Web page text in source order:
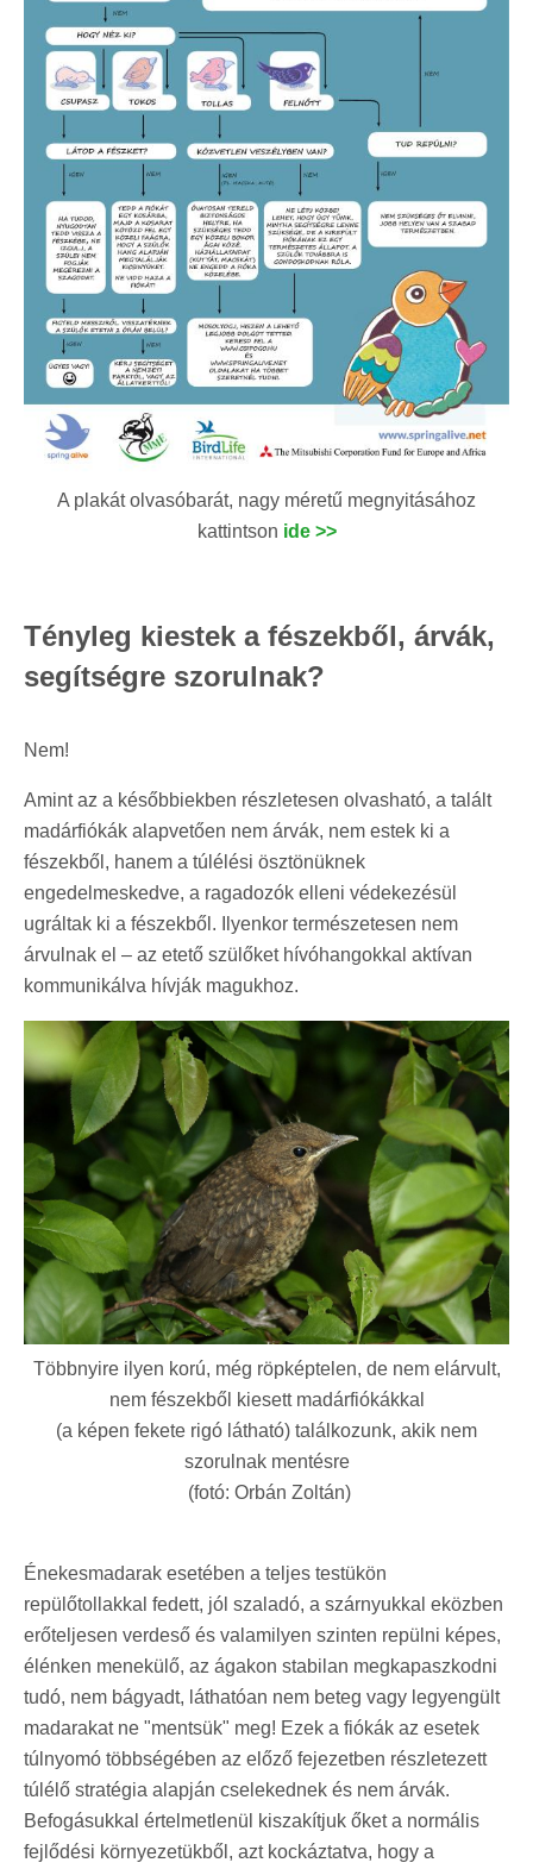
A plakát olvasóbarát, nagy méretű megnyitásához
kattintson ide >>
Tényleg kiestek a fészekből, árvák,
segítségre szorulnak?
Nem!
Amint az a későbbiekben részletesen olvasható, a talált
madárfiókák alapvetően nem árvák, nem estek ki a
fészekből, hanem a túlélési ösztönüknek
engedelmeskedve, a ragadozók elleni védekezésül
ugráltak ki a fészekből. Ilyenkor természetesen nem
árvulnak el – az etető szülőket hívóhangokkal aktívan
kommunikálva hívják magukhoz.
Többnyire ilyen korú, még röpképtelen, de nem elárvult,
nem fészekből kiesett madárfiókákkal
(a képen fekete rigó látható) találkozunk, akik nem
szorulnak mentésre
(fotó: Orbán Zoltán)
Énekesmadarak esetében a teljes testükön
repülőtollakkal fedett, jól szaladó, a szárnyukkal eközben
erőteljesen verdeső és valamilyen szinten repülni képes,
élénken menekülő, az ágakon stabilan megkapaszkodni
tudó, nem bágyadt, láthatóan nem beteg vagy legyengült
madarakat ne "mentsük" meg! Ezek a fiókák az esetek
túlnyomó többségében az előző fejezetben részletezett
túlélő stratégia alapján cselekednek és nem árvák.
Befogásukkal értelmetlenül kiszakítjuk őket a normális
fejlődési környezetükből, azt kockáztatva, hogy a